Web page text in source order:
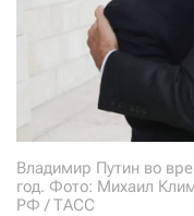
Владимир Путин во
год. Фото: Михаил
РФ / ТАСС